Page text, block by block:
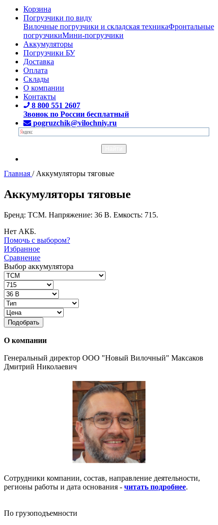
Корзина
Погрузчики по виду
Вилочные погрузчики и складская техникаФронтальные
погрузчикиМини-погрузчики
Аккумуляторы
Погрузчики БУ
Доставка
Оплата
Склады
О компании
Контакты
8 800 551 2607
Звонок по России бесплатный
pogruzchik@vilochniy.ru
Главная / Аккумуляторы тяговые
Аккумуляторы тяговые
Бренд: TCM. Напряжение: 36 В. Емкость: 715.
Нет АКБ.
Помочь с выбором?
Избранное
Сравнение
Выбор аккумулятора
Подобрать
О компании
Генеральный директор ООО "Новый Вилочный" Максаков
Дмитрий Николаевич
Сотрудники компании, состав, направление деятельности,
регионы работы и дата основания - читать подробнее.
По грузоподъемности